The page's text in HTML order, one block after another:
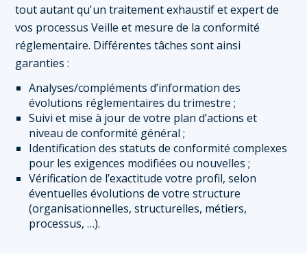
tout autant qu'un traitement exhaustif et expert de
vos processus Veille et mesure de la conformité
réglementaire. Différentes tâches sont ainsi
garanties :
Analyses/compléments d’information des
évolutions réglementaires du trimestre ;
Suivi et mise à jour de votre plan d’actions et
niveau de conformité général ;
Identification des statuts de conformité complexes
pour les exigences modifiées ou nouvelles ;
Vérification de l’exactitude votre profil, selon
éventuelles évolutions de votre structure
(organisationnelles, structurelles, métiers,
processus, …).